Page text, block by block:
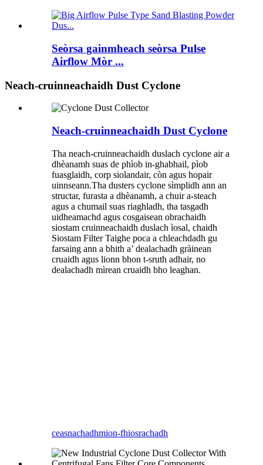
Seòrsa gainmheach seòrsa Pulse
Airflow Mòr ...
Neach-cruinneachaidh Dust Cyclone
Neach-cruinneachaidh Dust Cyclone
Tha neach-cruinneachaidh duslach cyclone air a
dhèanamh suas de phìob in-ghabhail, pìob
fuasglaidh, corp siolandair, còn agus hopair
uinnseann.Tha dusters cyclone sìmplidh ann an
structar, furasta a dhèanamh, a chuir a-steach
agus a chumail suas riaghladh, tha tasgadh
uidheamachd agus cosgaisean obrachaidh
siostam cruinneachaidh duslach ìosal, chaidh
Siostam Filter Taighe poca a chleachdadh gu
farsaing ann a bhith a’ dealachadh gràinean
cruaidh agus lionn bhon t-sruth adhair, no
dealachadh mìrean cruaidh bho leaghan.
ceasnachadhmion-fhiosrachadh